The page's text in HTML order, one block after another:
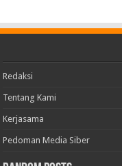
Redaksi
Tentang Kami
Kerjasama
Pedoman Media Siber